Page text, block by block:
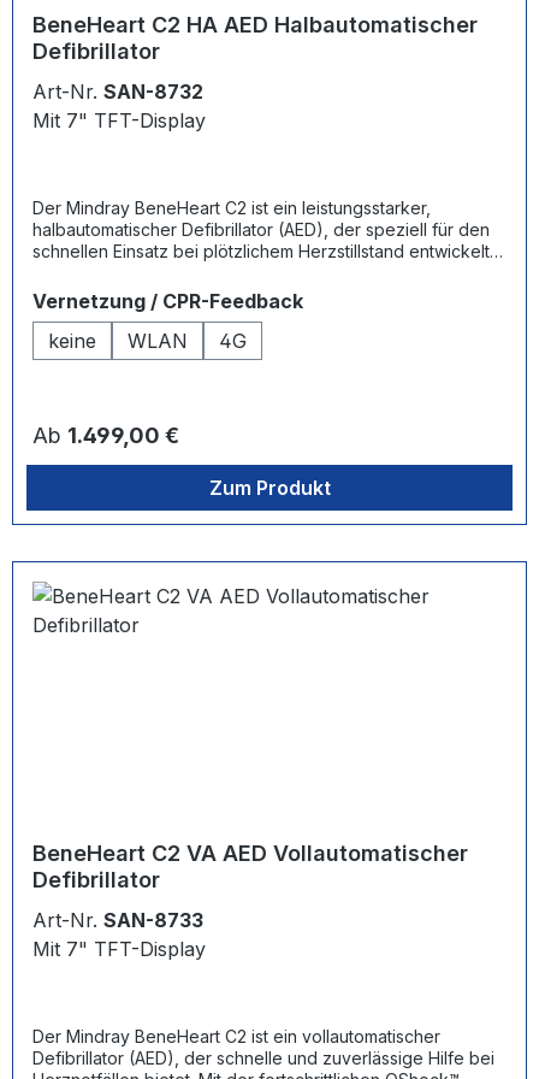
BeneHeart C2 HA AED Halbautomatischer
Defibrillator
Art-Nr. SAN-8732
Mit 7" TFT-Display
Der Mindray BeneHeart C2 ist ein leistungsstarker,
halbautomatischer Defibrillator (AED), der speziell für den
schnellen Einsatz bei plötzlichem Herzstillstand entwickelt
BeneHeart C2 den ersten Schock in weniger als 8
Sekunden, was wertvolle Zeit in Notfallsituationen spart. Die
intuitive Benutzerführung mit klaren Sprach- und
Bildanweisungen unterstützt auch ungeübte Helfer optimal
zur idealen Wahl für Unternehmen, Sportstätten und
öffentliche Einrichtungen.
Vernetzung / CPR-Feedbackauswählen
keine
WLAN 4G
Regulärer Preis:
Ab 1.499,00 €
Zum Produkt
BeneHeart C2 VA AED Vollautomatischer
Defibrillator
Art-Nr. SAN-8733
Mit 7" TFT-Display
Der Mindray BeneHeart C2 ist ein vollautomatischer
Defibrillator (AED), der schnelle und zuverlässige Hilfe bei